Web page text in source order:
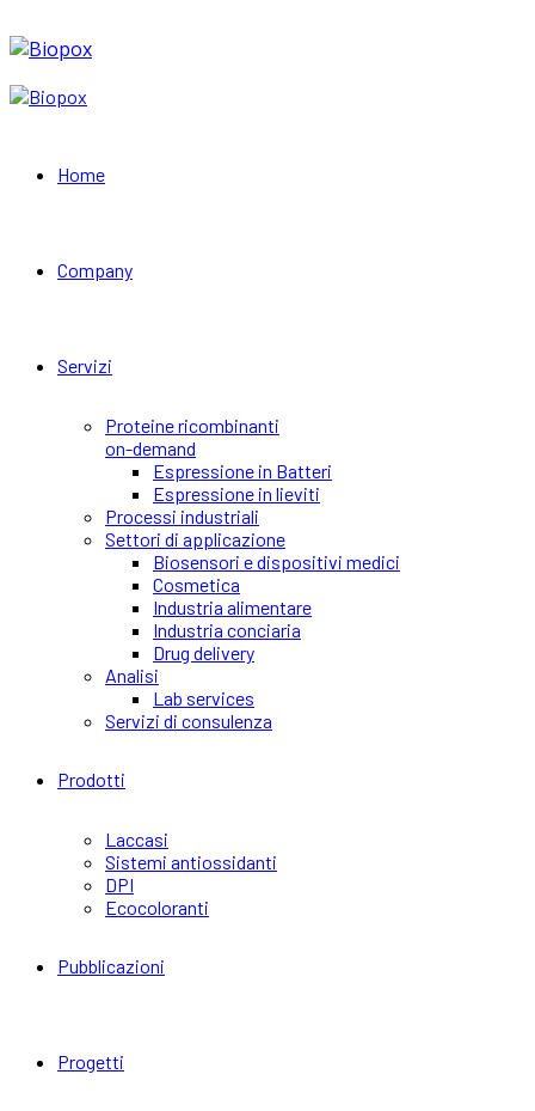
Home
Company
Servizi
Proteine ricombinanti
on-demand
Espressione in Batteri
Espressione in lieviti
Processi industriali
Settori di applicazione
Biosensori e dispositivi medici
Cosmetica
Industria alimentare
Industria conciaria
Drug delivery
Analisi
Lab services
Servizi di consulenza
Prodotti
Laccasi
Sistemi antiossidanti
DPI
Ecocoloranti
Pubblicazioni
Progetti